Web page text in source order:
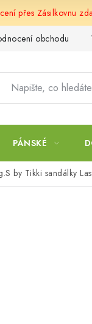
přes Zásilkovnu
obchodu
PÁNSKÉ
by Tikki sandálky